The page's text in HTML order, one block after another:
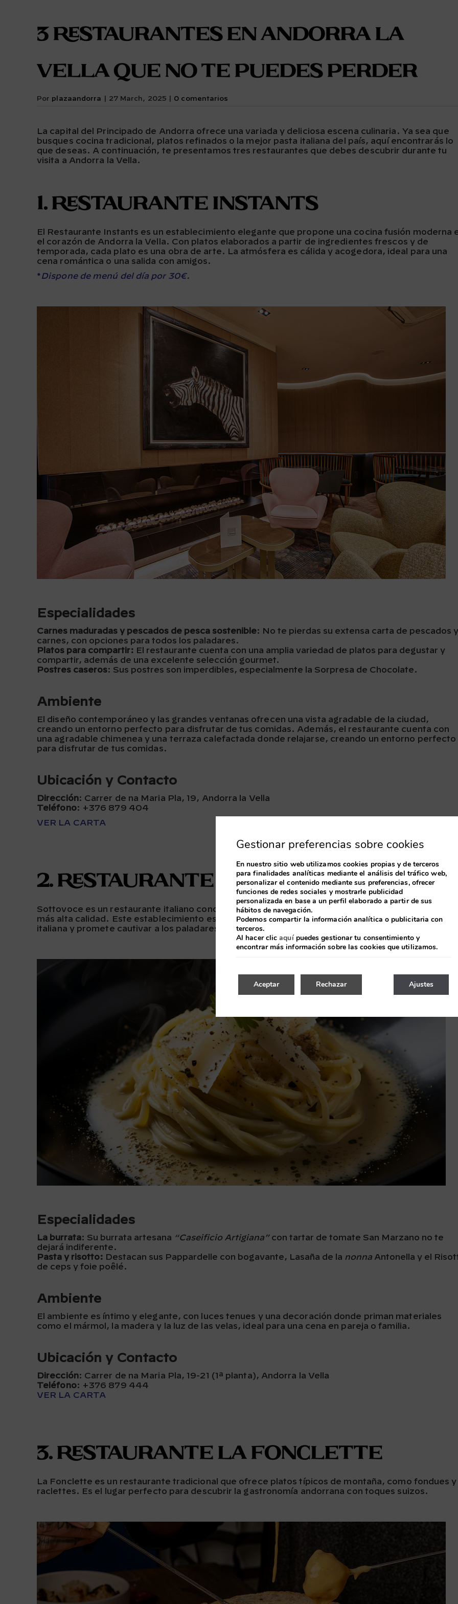
3 Restaurantes en Andorra la
Vella que no te puedes perder
Por plazaandorra 27 March, 2025 0 comentarios
La capital del Principado de Andorra ofrece una variada y deliciosa escena culinaria. Ya sea que
busques cocina tradicional, platos refinados o la mejor pasta italiana del país, aquí encontrarás lo
que deseas. A continuación, te presentamos tres restaurantes que debes descubrir durante tu
visita a Andorra la Vella.
1. Restaurante Instants
El Restaurante Instants es un establecimiento elegante que propone una cocina fusión moderna
el corazón de Andorra la Vella. Con platos elaborados a partir de ingredientes frescos y de
temporada, cada plato es una obra de arte. La atmósfera es cálida y acogedora, ideal para una
cena romántica o una salida con amigos.
*Dispone de menú del día por 30€.
Especialidades
Carnes maduradas y pescados de pesca sostenible: No te pierdas su extensa carta de pescados y
carnes, con opciones para todos los paladares.
Platos para compartir: El restaurante cuenta con una amplia variedad de platos para degustar y
compartir, además de una excelente selección gourmet.
Postres caseros: Sus postres son imperdibles, especialmente la Sorpresa de Chocolate.
Ambiente
El diseño contemporáneo y las grandes ventanas ofrecen una vista agradable de la ciudad,
creando un entorno perfecto para disfrutar de tus comidas. Además, el restaurante cuenta con
una agradable chimenea y una terraza calefactada donde relajarse, creando un entorno perfecto
para disfrutar de tus comidas.
Ubicación y Contacto
Dirección: Carrer de na Maria Pla, 19, Andorra la Vella
Teléfono: +376 879 404
VER LA CARTA
2. Restaurante Sottovoce
Sottovoce es un restaurante italiano conocido por su cocina auténtica enfocada en producto de
más alta calidad. Este establecimiento es un verdadero tesoro para los amantes de la comida
italiana y promete cautivar a los paladares más exigentes.
Especialidades
La burrata: Su burrata artesana “Caseificio Artigiana” con tartar de tomate San Marzano no te
dejará indiferente.
Pasta y risotto: Destacan sus Pappardelle con bogavante, Lasaña de la nonna Antonella y el
de ceps y foie poêlé.
Ambiente
El ambiente es íntimo y elegante, con luces tenues y una decoración donde priman materiales
como el mármol, la madera y la luz de las velas, ideal para una cena en pareja o familia.
Ubicación y Contacto
Dirección: Carrer de na Maria Pla, 19-21 (1ª planta), Andorra la Vella
Teléfono: +376 879 444
VER LA CARTA
3. Restaurante La Fonclette
La Fonclette es un restaurante tradicional que ofrece platos típicos de montaña, como fondues y
raclettes. Es el lugar perfecto para descubrir la gastronomía andorrana con toques suizos.
Gestionar preferencias sobre cookies
En nuestro sitio web utilizamos cookies propias y de terceros
para finalidades analíticas mediante el análisis del tráfico web,
personalizar el contenido mediante sus preferencias, ofrecer
funciones de redes sociales y mostrarle publicidad
personalizada en base a un perfil elaborado a partir de sus
hábitos de navegación.
Podemos compartir la información analítica o publicitaria con
terceros.
Al hacer clicaquípuedes gestionar tu consentimiento y
encontrar más información sobre las cookies que utilizamos.
Aceptar Ajustes
Rechazar